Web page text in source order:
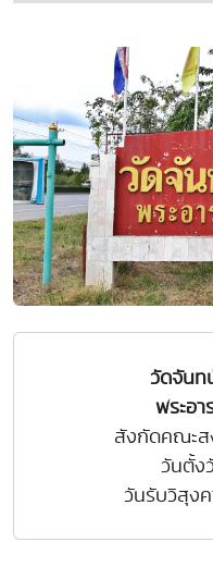
วัดจันท
พระอ
สังกัดคณะ
วันตั้ง
วันรับวิสุง